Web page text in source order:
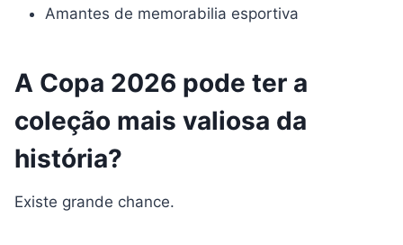
Amantes de memorabilia esportiva
A Copa 2026 pode ter a
coleção mais valiosa da
história?
Existe grande chance.